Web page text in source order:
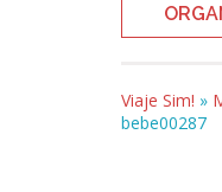
Viaje Sim! »
bebe00287